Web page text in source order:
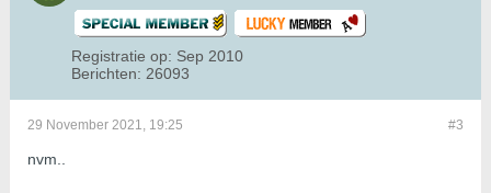
Registratie op: Sep 2010
Berichten: 26093
#3
29 November 2021, 19:25
nvm..